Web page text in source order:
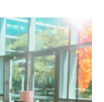
何在混合式工作环